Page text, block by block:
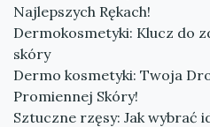
Najlepszych Rękach!
Dermokosmetyki: Klucz do
skóry
Dermo kosmetyki: Twoja
Promiennej Skóry!
Sztuczne rzęsy: Jak wybrać